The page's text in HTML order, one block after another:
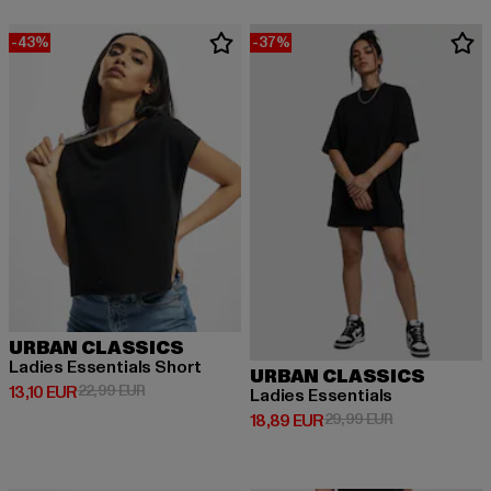
-43%
URBAN CLASSICS
Ladies Essentials Short
13,10 EUR
Derzeitiger Preis: 13,10 EUR
22,99 EURAktionspreis: 22,99 EUR
-37%
URBAN CLASSICS
Ladies Essentials
18,89 EUR
Derzeitiger Preis: 18,89 EUR
29,99 EURAktionspreis: